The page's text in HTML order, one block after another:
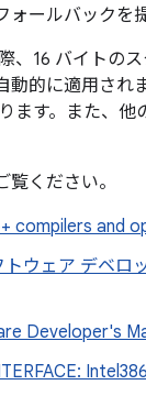
ールバックを
、16 バイトの
動的に適用さ
ます。また、
ください。
compilers and
ウェア デベロ
Developer's